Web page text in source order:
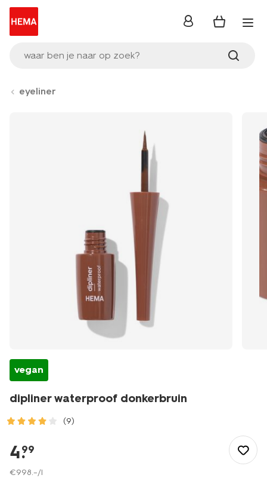
waar ben je naar op zoek?
inloggen
eyeliner
vegan
dipliner waterproof donkerbruin
(9)
gezond/make-
up/eyeliner/dipliner-
waterproof-
4.
99
€998.–/l